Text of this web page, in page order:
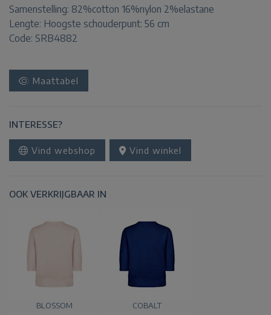
Samenstelling: 82%cotton 16%nylon 2%elastane
Lengte: Hoogste schouderpunt: 56 cm
Code: SRB4882
Maattabel
INTERESSE?
Vind webshop Vind winkel
OOK VERKRIJGBAAR IN
BLOSSOM COBALT